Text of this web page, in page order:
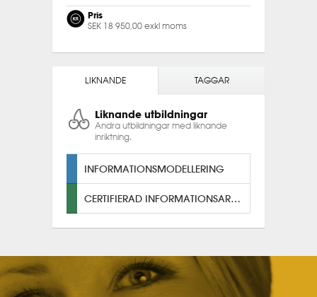
Pris
SEK 18 950,00 exkl moms
LIKNANDE TAGGAR
Liknande utbildningar
Andra utbildningar med liknande
inriktning.
INFORMATIONSMODELLERING
CERTIFIERAD INFORMATIONSARKITEKT